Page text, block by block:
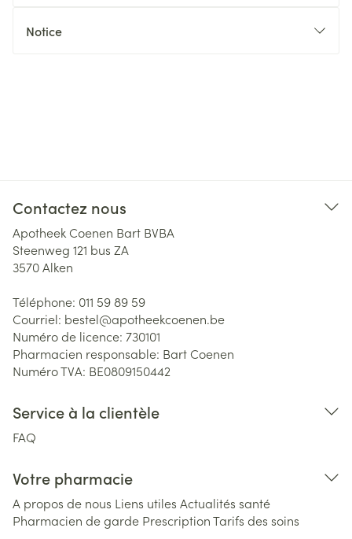
Notice
Contactez nous
Apotheek Coenen Bart BVBA
Steenweg 121 bus ZA
3570Alken
Téléphone: 011 59 89 59
Courriel: bestel@apotheekcoenen.be
Numéro de licence: 730101
Pharmacien responsable: Bart Coenen
Numéro TVA: BE0809150442
Service à la clientèle
FAQ
Votre pharmacie
A propos de nous Liens utiles Actualités santé
Pharmacien de garde PrescriptionTarifs des soins